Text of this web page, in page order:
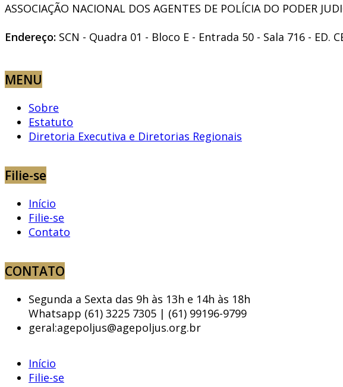
ASSOCIAÇÃO NACIONAL DOS AGENTES DE POLÍCIA DO PODER
Endereço: SCN - Quadra 01 - Bloco E - Entrada 50 - Sala 716 - ED.
MENU
Sobre
Estatuto
Diretoria Executiva e Diretorias Regionais
Filie-se
Início
Filie-se
Contato
CONTATO
Segunda a Sexta das 9h às 13h e 14h às 18h
Whatsapp (61) 3225 7305 | (61) 99196-9799
geral:agepoljus@agepoljus.org.br
Início
Filie-se